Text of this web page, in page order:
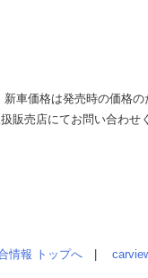
車価格は発売時の価格
販売店にてお問い合わせ
情報 トップへ